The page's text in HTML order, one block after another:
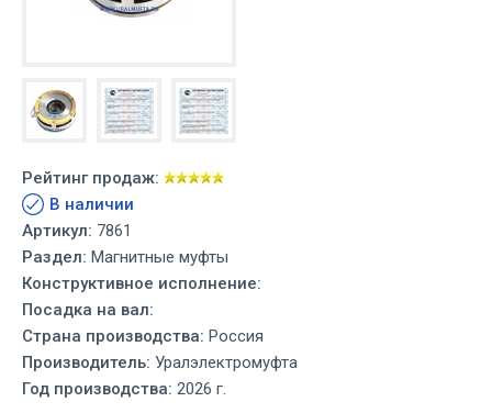
Рейтинг продаж:
В наличии
Артикул: 7861
Раздел: Магнитные муфты
Конструктивное исполнение:
Посадка на вал:
Страна производства: Россия
Производитель: Уралэлектромуфта
Год производства: 2026 г.